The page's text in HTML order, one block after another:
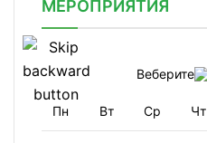
МЕРОПРИЯТИЯ
Веберите
Пн Вт Ср Чт